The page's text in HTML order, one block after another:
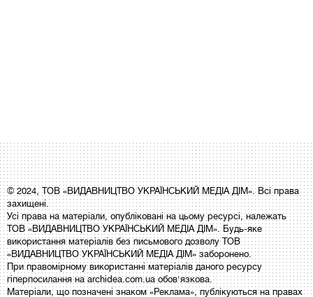
© 2024, ТОВ «ВИДАВНИЦТВО УКРАЇНСЬКИЙ МЕДІА ДІМ». Всі права
захищені.
Усі права на матеріали, опубліковані на цьому ресурсі, належать
ТОВ «ВИДАВНИЦТВО УКРАЇНСЬКИЙ МЕДІА ДІМ». Будь-яке
використання матеріалів без письмового дозволу ТОВ
«ВИДАВНИЦТВО УКРАЇНСЬКИЙ МЕДІА ДІМ» заборонено.
При правомірному використанні матеріалів даного ресурсу
гіперпосилання на archidea.com.ua обов'язкова.
Матеріали, що позначені знаком «Реклама», публікуються на правах